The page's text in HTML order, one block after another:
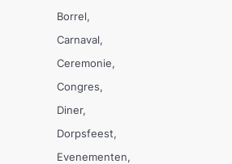
Borrel
Carnaval
Ceremonie
Congres
Diner
Dorpsfeest
Evenementen